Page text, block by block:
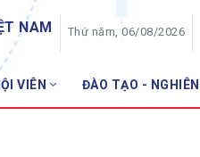
NAM Thứ năm, 06/08/2026
VIÊN ĐÀO TẠO -